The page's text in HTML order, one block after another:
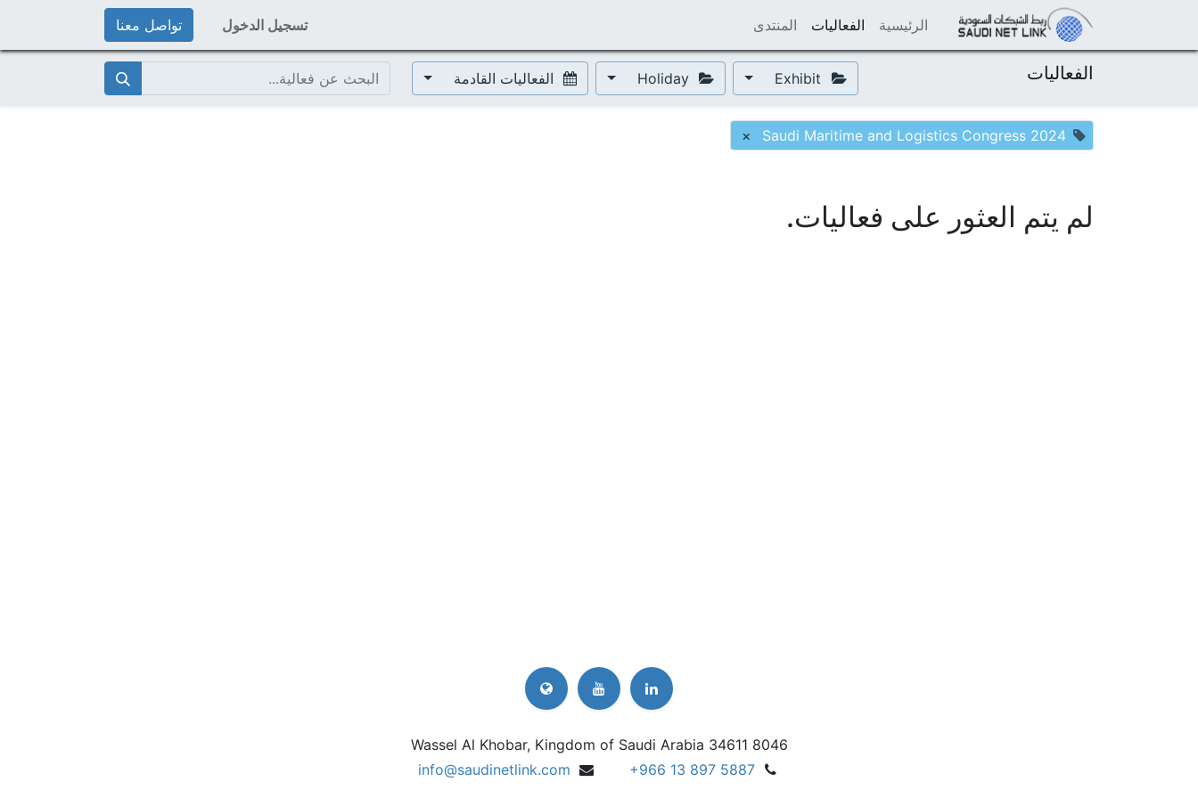
الرئيسية الفعاليات المنتدى تسجيل الدخول تواصل معنا
الفعاليات Holiday الفعاليات القادمة
Saudi Maritime and Logistics Congress 2024
×
لم يتم العثور على فعاليات.
8046 Wassel Al Khobar, Kingdom of Saudi Arabia 34611
+966 13 897 5887
info@saudinetlink.com